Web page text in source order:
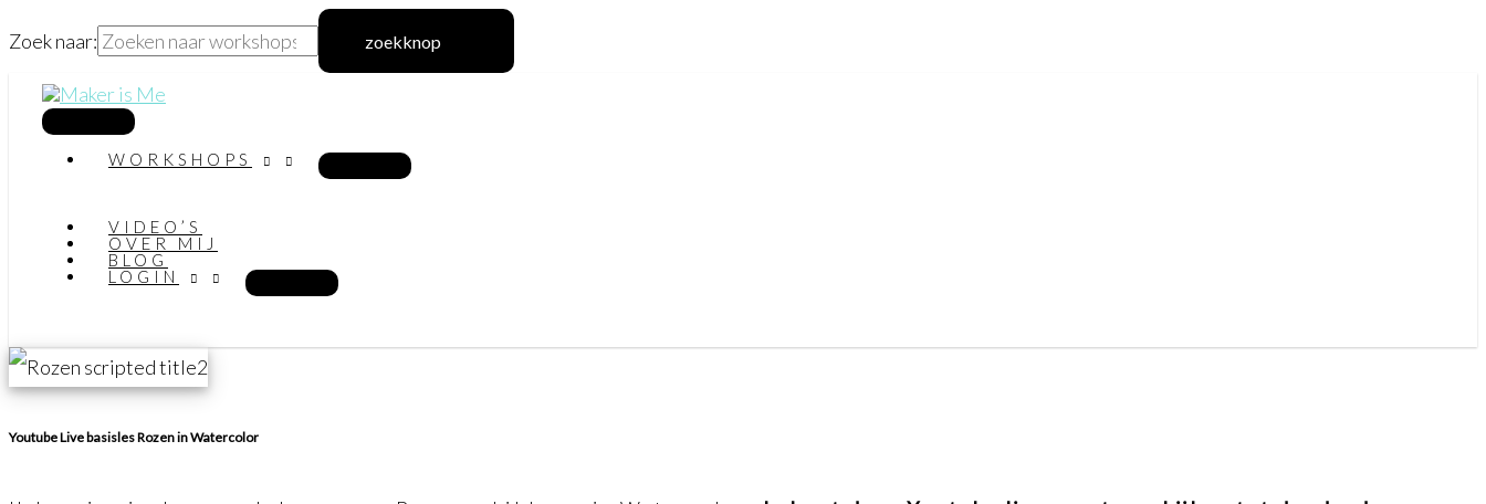
Zoek naar: zoekknop
naar
hoofdmenu
WORKSHOPS
VIDEO’S
OVER MIJ
BLOG
LOGIN
Youtube Live basisles Rozen in Watercolor